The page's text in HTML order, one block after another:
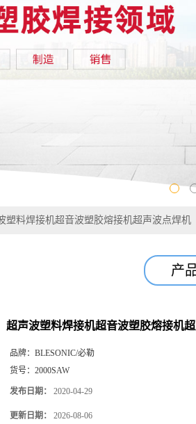
塑料焊接机超音波塑胶熔接机超声波点焊机
产
超声波塑料焊接机超音波塑胶熔接机
品牌： BLESONIC/必勒
货号： 2000SAW
发布日期： 2020-04-29
更新日期： 2026-08-06